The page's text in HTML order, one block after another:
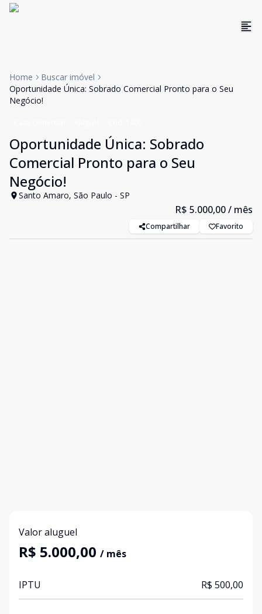
Home
Buscar imóvel
Oportunidade Única: Sobrado Comercial Pronto para o Seu
Negócio!
Oportunidade Única: Sobrado
Comercial Pronto para o Seu
Negócio!
Santo Amaro, São Paulo - SP
R$ 5.000,00/ mês
Compartilhar Favorito
Valor aluguel
R$ 5.000,00 / mês
IPTU R$ 500,00